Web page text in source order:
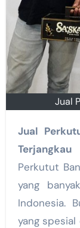
Jual
Jual Perkutut Bangkok Jakarta Barat, Harga
Perkutut
yang
Indonesia.
yang spesial